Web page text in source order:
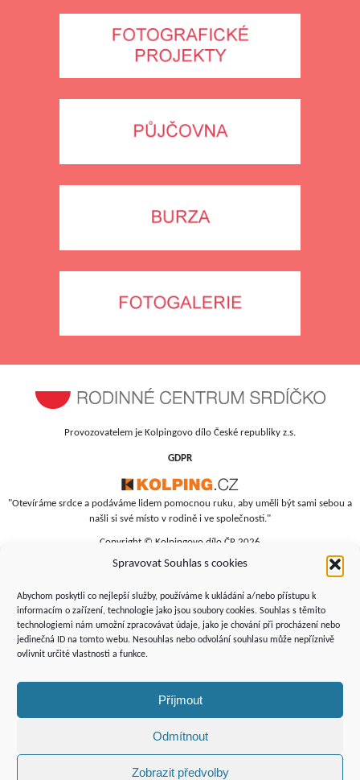
Spravovat Souhlas s cookies
Abychom poskytli co nejlepší služby, používáme k ukládání a/nebo přístupu k
informacím o zařízení, technologie jako jsou soubory cookies. Souhlas s těmito
technologiemi nám umožní zpracovávat údaje, jako je chování při procházení nebo
jedinečná ID na tomto webu. Nesouhlas nebo odvolání souhlasu může nepříznivě
ovlivnit určité vlastnosti a funkce.
Příjmout
Odmítnout
Zobrazit předvolby
Provozovatelem je Kolpingovo dílo České republiky z.s.
GDPR
"Otevíráme srdce a podáváme lidem pomocnou ruku, aby uměli být sami sebou a
našli si své místo v rodině i ve společnosti."
Copyright © Kolpingovo dílo ČR 2026
Studentská 4
budova polikliniky, 4. patro
Žďár nad Sázavou, 591 01
+420 566 690 135
srdicko@kolping.cz